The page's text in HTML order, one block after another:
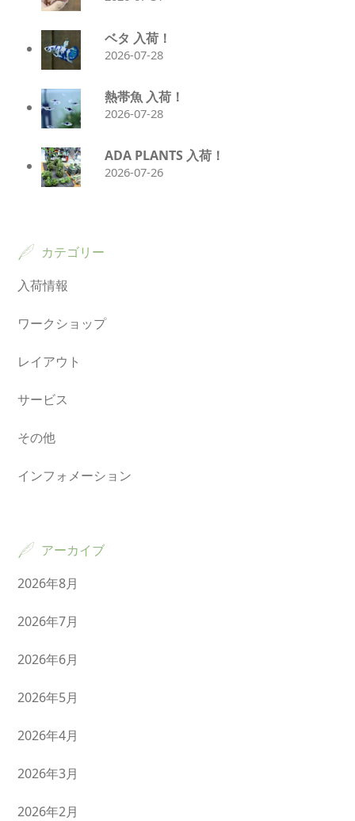
ベタ 入荷！
2026-07-28
熱帯魚 入荷！
2026-07-28
ADA PLANTS 入荷！
2026-07-26
カテゴリー
入荷情報
ワークショップ
レイアウト
サービス
その他
インフォメーション
アーカイブ
2026年8月
2026年7月
2026年6月
2026年5月
2026年4月
2026年3月
2026年2月